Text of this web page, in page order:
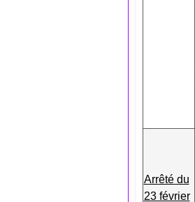
Arrêté du
23 février